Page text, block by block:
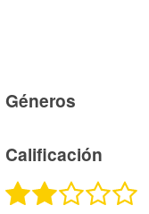
Géneros
Calificación